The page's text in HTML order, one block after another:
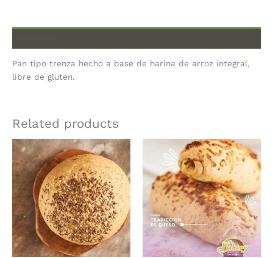
Pan tipo trenza hecho a base de harina de arroz integral,
libre de gluten.
Related products